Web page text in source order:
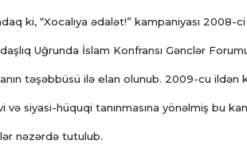
ki, “Xocalıya ədalət!” kampaniyası 2008-
Uğrunda İslam Konfransı Gənclər
təşəbbüsü ilə elan olunub. 2009-cu ildən
və siyasi-hüquqi tanınmasına yönəlmiş bu
nəzərdə tutulub.